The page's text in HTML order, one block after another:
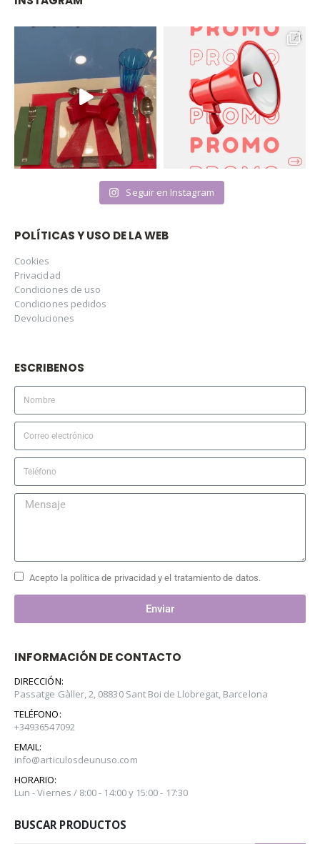
Seguir en Instagram
POLÍTICAS Y USO DE LA WEB
Cookies
Privacidad
Condiciones de uso
Condiciones pedidos
Devoluciones
ESCRIBENOS
Acepto la política de privacidad y el tratamiento de datos.
Enviar
INFORMACIÓN DE CONTACTO
DIRECCIÓN:
Passatge Gàller, 2, 08830 Sant Boi de Llobregat, Barcelona
TELÉFONO:
+34936547092
EMAIL:
info@articulosdeunuso.com
HORARIO:
Lun - Viernes / 8:00 - 14:00 y 15:00 - 17:30
BUSCAR PRODUCTOS